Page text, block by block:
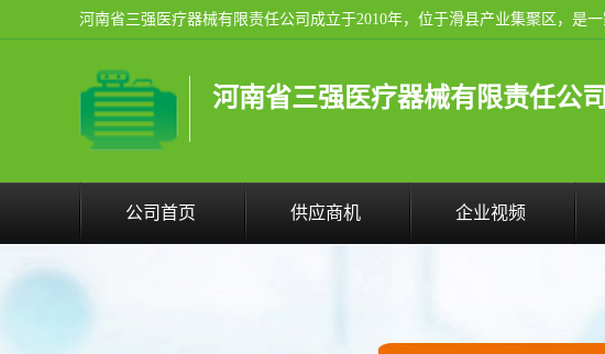
河南省三强医疗器械有限责任公司
公司首页 供应商机 企业视频